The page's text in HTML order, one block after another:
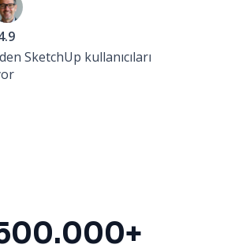
SketchUp kullanıcıları